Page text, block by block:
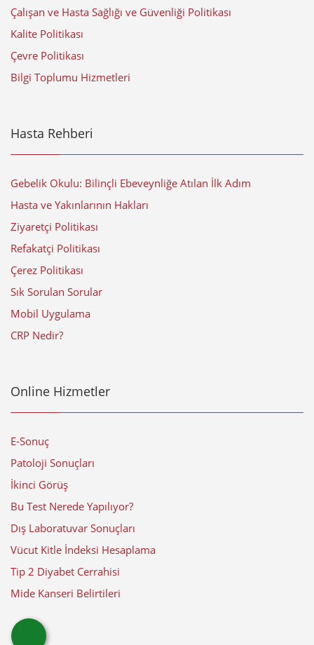
Çalışan ve Hasta Sağlığı ve Güvenliği Politikası
Kalite Politikası
Çevre Politikası
Bilgi Toplumu Hizmetleri
Hasta Rehberi
Gebelik Okulu: Bilinçli Ebeveynliğe Atılan İlk Adım
Hasta ve Yakınlarının Hakları
Ziyaretçi Politikası
Refakatçi Politikası
Çerez Politikası
Sık Sorulan Sorular
Mobil Uygulama
CRP Nedir?
Online Hizmetler
E-Sonuç
Patoloji Sonuçları
İkinci Görüş
Bu Test Nerede Yapılıyor?
Dış Laboratuvar Sonuçları
Vücut Kitle İndeksi Hesaplama
Tip 2 Diyabet Cerrahisi
Mide Kanseri Belirtileri